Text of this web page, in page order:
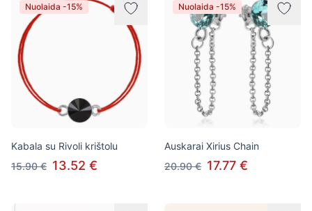
Nuolaida -15%
Kabala su Rivoli krištolu
15.90 € 13.52 €
Nuolaida -15%
Auskarai Xirius Chain
20.90 € 17.77 €